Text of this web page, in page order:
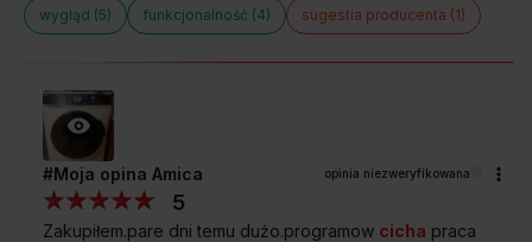
Program, który pozwala na wypłukanie zabrudzeń
i usunięcie grzybów, pleśni, alergenów i innych
i najbezpieczniej, pralka automatycznie dobiera
do nich parametry prania. W rezultacie tkaniny są
idealnie czyste i świeże.
59,5 cm
B
GŁĘBOKOŚĆ 53,5 cm
wygląd (5) funkcjonalność (4) sugestia producenta (1)
#Moja opina Amica opinia niezweryfikowana
5
Zakupiłem.pare dni temu dużo.programow cicha praca